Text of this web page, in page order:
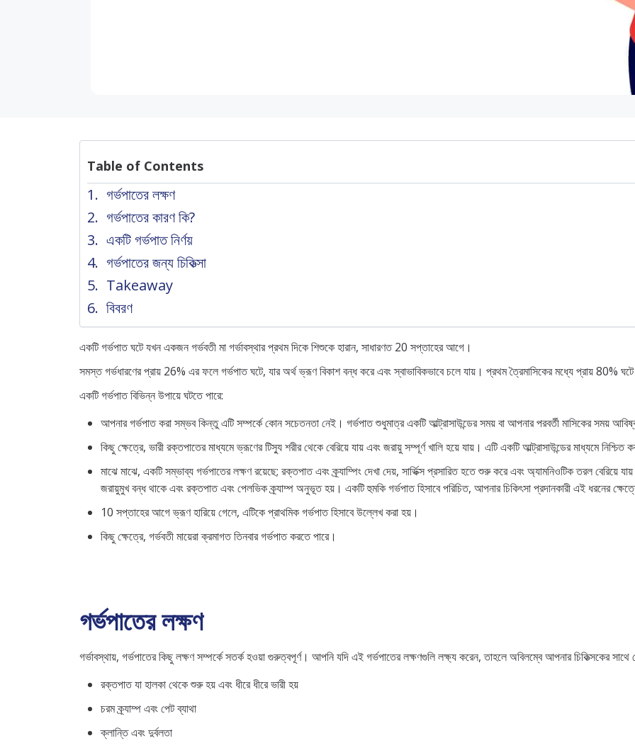
Table of Contents
গর্ভপাতের লক্ষণ
গর্ভপাতের কারণ কি?
একটি গর্ভপাত নির্ণয়
গর্ভপাতের জন্য চিকিত্সা
Takeaway
বিবরণ
একটি গর্ভপাত ঘটে যখন একজন গর্ভবতী মা গর্ভাবস্থার প্রথম দিকে শিশুকে হারান, সাধারণত 20 সপ্তাহের আগে।
সমস্ত গর্ভধারণের প্রায় 26% এর ফলে গর্ভপাত ঘটে, যার অর্থ ভ্রূণ বিকাশ বন্ধ করে এবং স্বাভাবিকভাবে চলে যায়। প্রথম ত্রৈমাসিকের মধ্যে প্রায় 80%
একটি গর্ভপাত বিভিন্ন উপায়ে ঘটতে পারে:
আপনার গর্ভপাত করা সম্ভব কিন্তু এটি সম্পর্কে কোন সচেতনতা নেই। গর্ভপাত শুধুমাত্র একটি আল্ট্রাসাউন্ডের সময় বা আপনার পরবর্তী মাসিকের সময়
কিছু ক্ষেত্রে, ভারী রক্তপাতের মাধ্যমে ভ্রূণের টিস্যু শরীর থেকে বেরিয়ে যায় এবং জরায়ু সম্পূর্ণ খালি হয়ে যায়। এটি একটি আল্ট্রাসাউন্ডের মাধ্যমে নিশ্চিত
মাঝে মাঝে, একটি সম্ভাব্য গর্ভপাতের লক্ষণ রয়েছে; রক্তপাত এবং ক্র্যাম্পিং দেখা দেয়, সার্ভিক্স প্রসারিত হতে শুরু করে এবং অ্যামনিওটিক তরল বেরিয়ে
জরায়ুমুখ বন্ধ থাকে এবং রক্তপাত এবং পেলভিক ক্র্যাম্প অনুভূত হয়। একটি হুমকি গর্ভপাত হিসাবে পরিচিত, আপনার চিকিৎসা প্রদানকারী এই ধরনের
10 সপ্তাহের আগে ভ্রূণ হারিয়ে গেলে, এটিকে প্রাথমিক গর্ভপাত হিসাবে উল্লেখ করা হয়।
কিছু ক্ষেত্রে, গর্ভবতী মায়েরা ক্রমাগত তিনবার গর্ভপাত করতে পারে।
গর্ভপাতের লক্ষণ
গর্ভাবস্থায়, গর্ভপাতের কিছু লক্ষণ সম্পর্কে সতর্ক হওয়া গুরুত্বপূর্ণ। আপনি যদি এই গর্ভপাতের লক্ষণগুলি লক্ষ্য করেন, তাহলে অবিলম্বে আপনার চিকিত্সকের সাথে
রক্তপাত যা হালকা থেকে শুরু হয় এবং ধীরে ধীরে ভারী হয়
চরম ক্র্যাম্প এবং পেট ব্যাথা
ক্লান্তি এবং দুর্বলতা